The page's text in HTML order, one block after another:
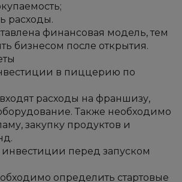
расходы.
финансовая модель, тем
бизнесом после открытия.
в пиццерию по
расходы на франшизу,
Также необходимо
закупку продуктов и
инвестиции перед запуском
определить стартовые